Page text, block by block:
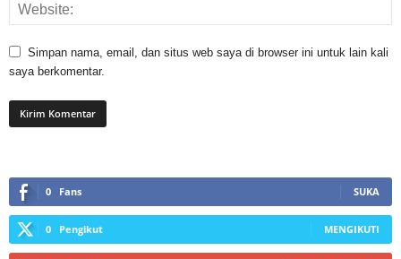
Simpan nama, email, dan situs web saya di browser ini untuk lain kali
saya berkomentar.
0 Fans SUKA
0 Pengikut MENGIKUTI